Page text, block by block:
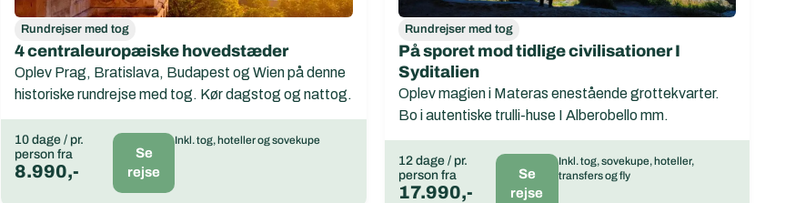
Rundrejser med tog
4 centraleuropæiske hovedstæder
Oplev Prag, Bratislava, Budapest og Wien på denne
historiske rundrejse med tog. Kør dagstog og nattog.
10 dage / pr.
person fra
8.990,-
Se
rejse
Inkl. tog, hoteller og sovekupe
Rundrejser med tog
På sporet mod tidlige civilisationer I
Syditalien
Oplev magien i Materas enestående grottekvarter.
Bo i autentiske trulli-huse I Alberobello mm.
12 dage / pr.
person fra
17.990,-
Se
rejse
Inkl. tog, sovekupe, hoteller,
transfers og fly